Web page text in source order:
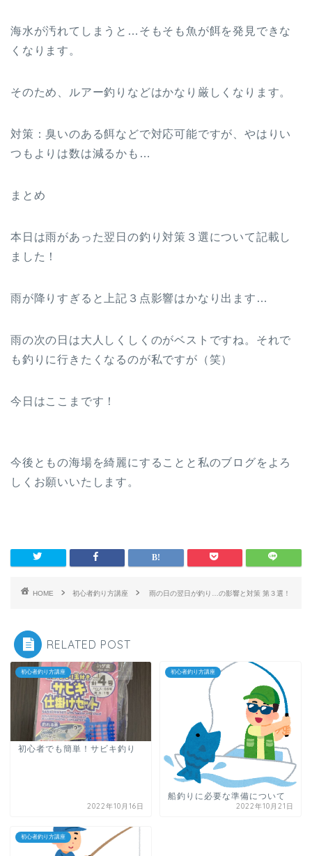
海水が汚れてしまうと…そもそも魚が餌を発見できな
くなります。
そのため、ルアー釣りなどはかなり厳しくなります。
対策：臭いのある餌などで対応可能ですが、やはりい
つもよりは数は減るかも…
まとめ
本日は雨があった翌日の釣り対策３選について記載し
ました！
雨が降りすぎると上記３点影響はかなり出ます…
雨の次の日は大人しくしくのがベストですね。それで
も釣りに行きたくなるのが私ですが（笑）
今日はここまです！
今後ともの海場を綺麗にすることと私のブログをよろ
しくお願いいたします。
HOME 初心者釣り方講座 雨の日の翌日が釣り…の影響と対策 第３選！
RELATED POST
初心者釣り方講座
初心者でも簡単！サビキ釣り
2022年10月16日
初心者釣り方講座
船釣りに必要な準備について
2022年10月21日
初心者釣り方講座